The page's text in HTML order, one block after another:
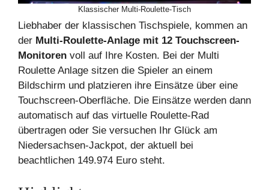
Klassischer Multi-Roulette-Tisch
Liebhaber der klassischen Tischspiele, kommen an
der Multi-Roulette-Anlage mit 12 Touchscreen-
Monitoren voll auf Ihre Kosten. Bei der Multi
Roulette Anlage sitzen die Spieler an einem
Bildschirm und platzieren ihre Einsätze über eine
Touchscreen-Oberfläche. Die Einsätze werden dann
automatisch auf das virtuelle Roulette-Rad
übertragen oder Sie versuchen Ihr Glück am
Niedersachsen-Jackpot, der aktuell bei
beachtlichen 149.974 Euro steht.